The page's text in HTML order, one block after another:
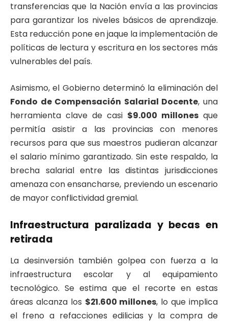
transferencias que la Nación envía a las provincias
para garantizar los niveles básicos de aprendizaje.
Esta reducción pone en jaque la implementación de
políticas de lectura y escritura en los sectores más
vulnerables del país.
Asimismo, el Gobierno determinó la eliminación del
Fondo de Compensación Salarial Docente, una
herramienta clave de casi $9.000 millones que
permitía asistir a las provincias con menores
recursos para que sus maestros pudieran alcanzar
el salario mínimo garantizado. Sin este respaldo, la
brecha salarial entre las distintas jurisdicciones
amenaza con ensancharse, previendo un escenario
de mayor conflictividad gremial.
Infraestructura paralizada y becas en
retirada
La desinversión también golpea con fuerza a la
infraestructura escolar y al equipamiento
tecnológico. Se estima que el recorte en estas
áreas alcanza los $21.600 millones, lo que implica
el freno a refacciones edilicias y la compra de